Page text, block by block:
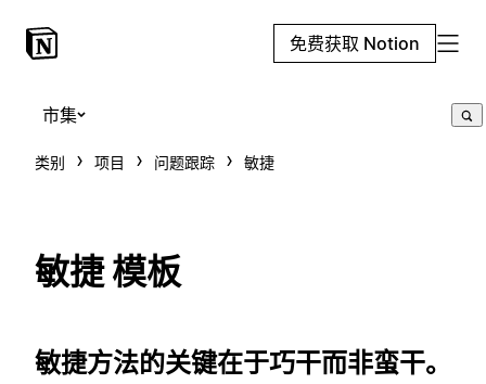
免费获取 Notion
市集
类别 项目 问题跟踪 敏捷
敏捷 模板
敏捷方法的关键在于巧干而非蛮干。